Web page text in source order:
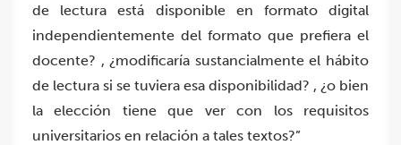
de lectura está disponible en formato digital
independientemente del formato que prefiera el
docente? , ¿modificaría sustancialmente el hábito
de lectura si se tuviera esa disponibilidad? , ¿o bien
la elección tiene que ver con los requisitos
universitarios en relación a tales textos?”